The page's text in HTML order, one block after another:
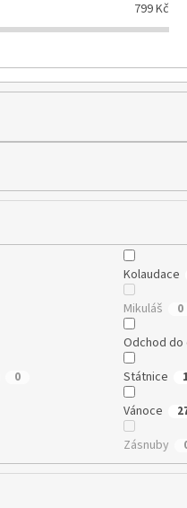
799Kč
Kolaudace
Mikuláš 0
Odchod do
0 Státnice 1
Vánoce
Zásnuby